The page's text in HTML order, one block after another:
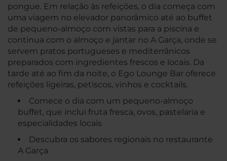
pongue. Em relação às refeições, o dia começa com
uma viagem no elevador panorâmico até ao buffet
de pequeno-almoço com vistas para a piscina e
continua com o almoço e jantar no A Garça, onde se
servem pratos portugueses e mediterrânicos
preparados com ingredientes frescos e locais. Da
tarde até ao fim da noite, o Ego Lounge Bar oferece
refeições ligeiras, petiscos, vinhos e cocktails.
Comece o dia com um pequeno-almoço
buffet, que inclui fruta fresca, ovos, pastelaria e
especialidades locais
Descubra os sabores regionais no restaurante
A Garça